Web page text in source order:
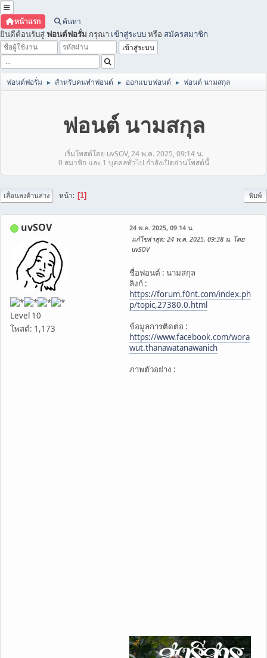
หน้าแรก ค้นหา
ยินดีต้อนรับสู่ ฟอนต์ฟอรั่ม กรุณา เข้าสู่ระบบหรือ สมัครสมาชิก
ฟอนต์ฟอรั่ม ► สำหรับคนทำฟอนต์ ► ออกแบบฟอนต์ ► ฟอนต์ นามสกุล
ฟอนต์ นามสกุล
เริ่มโพสต์โดย uvSOV, 24 พ.ค. 2025, 09:14 น.
0 สมาชิก และ 1 บุคคลทั่วไป กำลังเปิดอ่านโพสต์นี้
พิมพ์
เลื่อนลงด้านล่าง หน้า 1
uvSOV
Level 10
โพสต์: 1,173
24 พ.ค. 2025, 09:14 น.
แก้ไขล่าสุด: 24 พ.ค. 2025, 09:38 น. โดย
uvSOV
ชื่อฟอนต์ : นามสกุล
ลิงก์ :
https://forum.f0nt.com/index.ph
p/topic,27380.0.html
ข้อมูลการติดต่อ :
https://www.facebook.com/wora
wut.thanawatanawanich
ภาพตัวอย่าง :